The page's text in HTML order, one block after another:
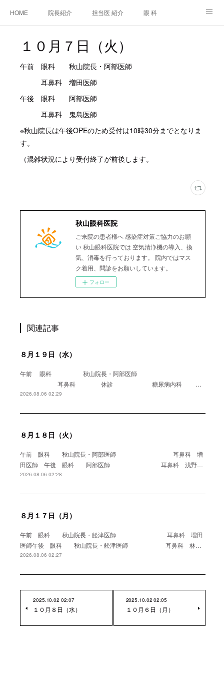
HOME 院長紹介 担当医 紹介 眼 科
アクセス ご相談・お問合せ 施設基準等及び掲示事項について
１０月７日（火）
午前 眼科 秋山院長・阿部医師
耳鼻科 増田医師
午後 眼科 阿部医師
耳鼻科 鬼島医師
※秋山院長は午後OPEのため受付は10時30分までとなりま
す。
（混雑状況により受付終了が前後します。
秋山眼科医院
ご来院の患者様へ 感染症対策ご協力のお願
い 秋山眼科医院では 空気清浄機の導入、換
気、消毒を行っております。 院内ではマス
ク着用、問診をお願いしています。
フォロー
関連記事
８月１９日（水）
午前 眼科 秋山院長・阿部医師
耳鼻科 休診 糖尿病内科 …
2026.08.06 02:29
８月１８日（火）
午前 眼科 秋山院長・阿部医師 耳鼻科 増
田医師 午後 眼科 阿部医師 耳鼻科 浅野…
2026.08.06 02:28
８月１７日（月）
午前 眼科 秋山院長・舩津医師 耳鼻科 増田
医師午後 眼科 秋山院長・舩津医師 耳鼻科 林…
2026.08.06 02:27
2025.10.02 02:07
１０月８日（水）
2025.10.02 02:05
１０月６日（月）